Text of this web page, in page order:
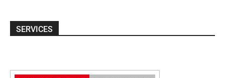
SERVICES